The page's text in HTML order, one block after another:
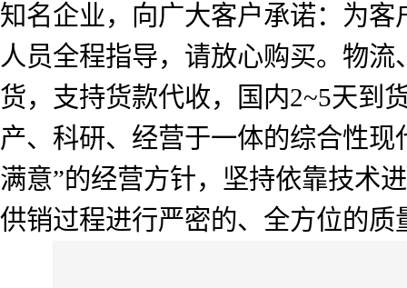
知名企业，向广大客户承诺：为
人员全程指导，请放心购买。物
货，支持货款代收，国内2~5天到
产、科研、经营于一体的综合性
满意”的经营方针，坚持依靠技术
供销过程进行严密的、全方位的